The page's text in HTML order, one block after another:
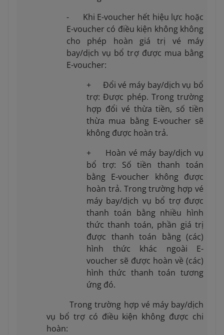
- Khi E-voucher hết hiệu lực hoặc
E-voucher có điều kiện không không
cho phép hoàn giá trị vé máy
bay/dịch vụ bổ trợ được mua bằng
E-voucher:
+ Đổi vé máy bay/dịch vụ bổ
trợ: Được phép. Trong trường
hợp đổi vé thừa tiền, số tiền
thừa mua bằng E-voucher sẽ
không được hoàn trả.
+ Hoàn vé máy bay/dịch vụ
bổ trợ: Số tiền thanh toán
bằng E-voucher không được
hoàn trả. Trong trường hợp vé
máy bay/dịch vụ bổ trợ được
thanh toán bằng nhiều hình
thức thanh toán, phần giá trị
được thanh toán bằng (các)
hình thức khác ngoài E-
voucher sẽ được hoàn về (các)
hình thức thanh toán tương
ứng đó.
Trong trường hợp vé máy bay/dịch
vụ bổ trợ có điều kiện không được chi
hoàn: